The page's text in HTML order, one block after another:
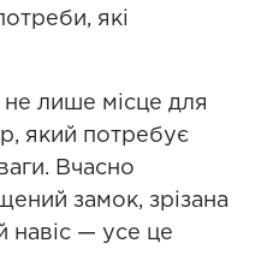
які
лише місце для
який потребує
Вчасно
замок, зрізана
навіс — усе це